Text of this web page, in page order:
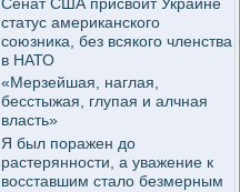
статус американского
союзника, без всякого членства
в НАТО
«Мерзейшая, наглая,
бесстыжая, глупая и алчная
власть»
Я был поражен до
растерянности, а уважение к
восставшим стало безмерным